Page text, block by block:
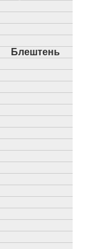
Блештень